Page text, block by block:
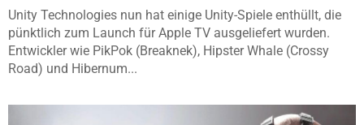
Unity Technologies nun hat einige Unity-Spiele enthüllt, die
pünktlich zum Launch für Apple TV ausgeliefert wurden.
Entwickler wie PikPok (Breaknek), Hipster Whale (Crossy
Road) und Hibernum...